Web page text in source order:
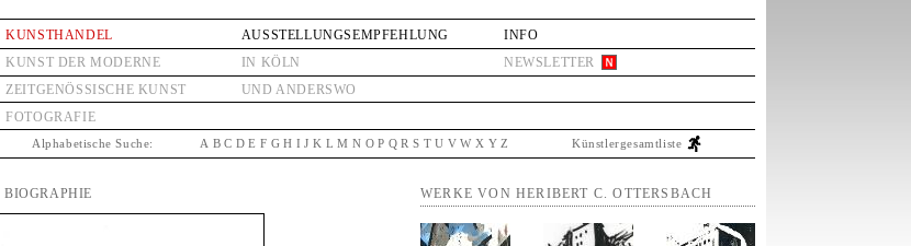
KUNSTHANDEL
KUNST DER MODERNE
ZEITGENÖSSISCHE KUNST
FOTOGRAFIE
AUSSTELLUNGSEMPFEHLUNG
IN KÖLN
UND ANDERSWO
INFO
NEWSLETTER
Alphabetische Suche: A B C D E F G H I J K L M N O P Q R S T U V W X Y Z Künstlergesamtliste
| BIOGRAPHIE WERKE VON HERIBERT C. OTTERSBACH